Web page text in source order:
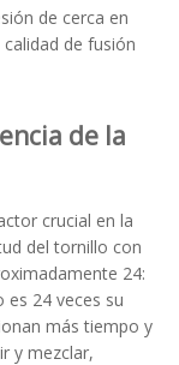
de cerca en
de fusión
de la
crucial en la
del tornillo con
24:
es 24 veces su
más tiempo y
y mezclar,